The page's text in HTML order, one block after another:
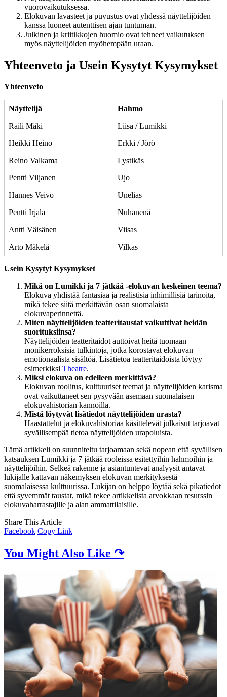
vuorovaikutuksessa.
Elokuvan lavasteet ja puvustus ovat yhdessä näyttelijöiden
kanssa luoneet autenttisen ajan tuntuman.
Julkinen ja kriitikkojen huomio ovat tehneet vaikutuksen
myös näyttelijöiden myöhempään uraan.
Yhteenveto ja Usein Kysytyt Kysymykset
Yhteenveto
Näyttelijä
Hahmo
Raili Mäki
Liisa / Lumikki
Heikki Heino
Erkki / Jörö
Reino Valkama
Lystikäs
Pentti Viljanen
Ujo
Hannes Veivo
Unelias
Pentti Irjala
Nuhanenä
Antti Väisänen
Viisas
Arto Mäkelä
Vilkas
Usein Kysytyt Kysymykset
Mikä on Lumikki ja 7 jätkää -elokuvan keskeinen teema?
Elokuva yhdistää fantasiaa ja realistisia inhimillisiä tarinoita,
mikä tekee siitä merkittävän osan suomalaista
elokuvaperinnettä.
Miten näyttelijöiden teatteritaustat vaikuttivat heidän
suorituksiinsa?
Näyttelijöiden teatteritaidot auttoivat heitä tuomaan
monikerroksisia tulkintoja, jotka korostavat elokuvan
emotionaalista sisältöä. Lisätietoa teatteritaidoista löytyy
esimerkiksi Theatre.
Miksi elokuva on edelleen merkittävä?
Elokuvan roolitus, kulttuuriset teemat ja näyttelijöiden karisma
ovat vaikuttaneet sen pysyvään asemaan suomalaisen
elokuvahistorian kannoilla.
Mistä löytyvät lisätiedot näyttelijöiden urasta?
Haastattelut ja elokuvahistoriaa käsittelevät julkaisut tarjoavat
syvällisempää tietoa näyttelijöiden urapoluista.
Tämä artikkeli on suunniteltu tarjoamaan sekä nopean että syvällisen
katsauksen Lumikki ja 7 jätkää rooleissa esitettyihin hahmoihin ja
näyttelijöihin. Selkeä rakenne ja asiantuntevat analyysit antavat
lukijalle kattavan näkemyksen elokuvan merkityksestä
suomalaisessa kulttuurissa. Lukijan on helppo löytää sekä pikatiedot
että syvemmät taustat, mikä tekee artikkelista arvokkaan resurssin
elokuvaharrastajille ja alan ammattilaisille.
Share This Article
Facebook Copy Link
You Might Also Like ↷